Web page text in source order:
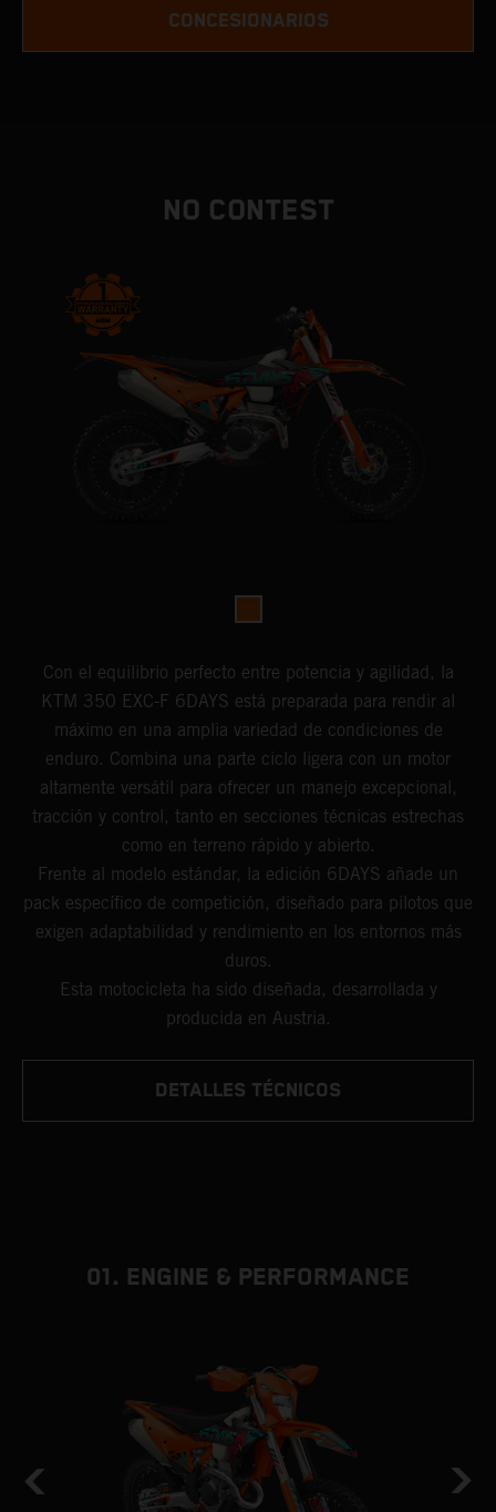
CONCESIONARIOS
NO CONTEST
Con el equilibrio perfecto entre potencia y agilidad, la
KTM 350 EXC-F 6DAYS está preparada para rendir al
máximo en una amplia variedad de condiciones de
enduro. Combina una parte ciclo ligera con un motor
altamente versátil para ofrecer un manejo excepcional,
tracción y control, tanto en secciones técnicas estrechas
como en terreno rápido y abierto.
Frente al modelo estándar, la edición 6DAYS añade un
pack específico de competición, diseñado para pilotos que
exigen adaptabilidad y rendimiento en los entornos más
duros.
Esta motocicleta ha sido diseñada, desarrollada y
producida en Austria.
DETALLES TÉCNICOS
01. ENGINE & PERFORMANCE